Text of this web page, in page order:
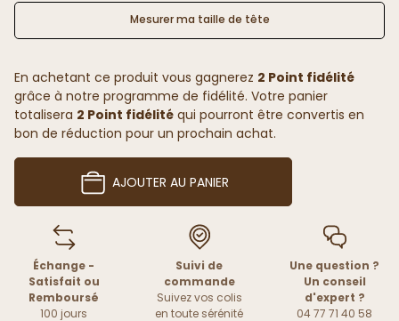
Mesurer ma taille de tête
En achetant ce produit vous gagnerez 2 Point fidélité
grâce à notre programme de fidélité. Votre panier
totalisera 2 Point fidélité qui pourront être convertis en
bon de réduction pour un prochain achat.
AJOUTER AU PANIER
Échange -
Satisfait ou
Remboursé
100 jours
Suivi de
commande
Suivez vos colis
en toute sérénité
Une question ?
Un conseil
d'expert ?
04 77 71 40 58